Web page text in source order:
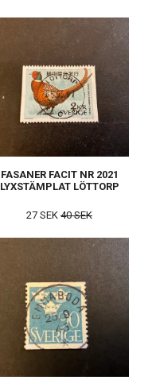
FASANER FACIT NR 2021
LYXSTÄMPLAT LÖTTORP
27 SEK 40 SEK